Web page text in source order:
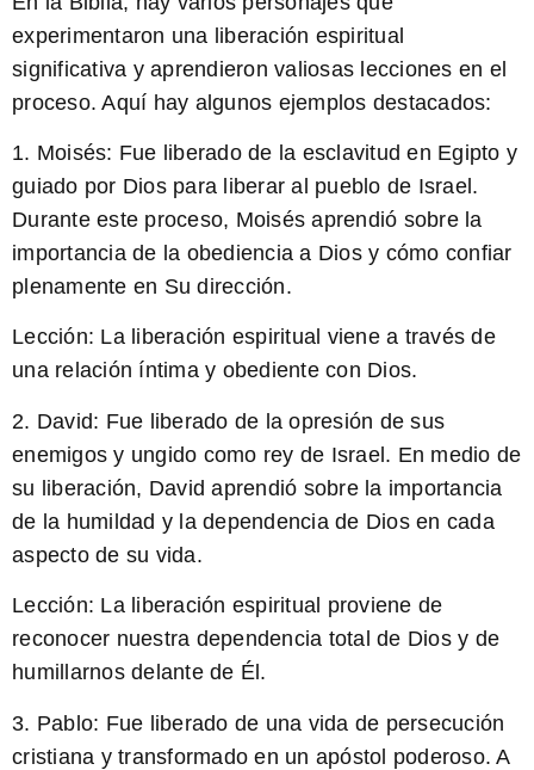
experimentaron una liberación espiritual
significativa y aprendieron valiosas lecciones en el
proceso. Aquí hay algunos ejemplos destacados:
1. Moisés: Fue liberado de la esclavitud en Egipto y
guiado por Dios para liberar al pueblo de Israel.
Durante este proceso, Moisés aprendió sobre la
importancia de la obediencia a Dios y cómo confiar
plenamente en Su dirección.
Lección: La liberación espiritual viene a través de
una relación íntima y obediente con Dios.
2. David: Fue liberado de la opresión de sus
enemigos y ungido como rey de Israel. En medio de
su liberación, David aprendió sobre la importancia
de la humildad y la dependencia de Dios en cada
aspecto de su vida.
Lección: La liberación espiritual proviene de
reconocer nuestra dependencia total de Dios y de
humillarnos delante de Él.
3. Pablo: Fue liberado de una vida de persecución
cristiana y transformado en un apóstol poderoso. A